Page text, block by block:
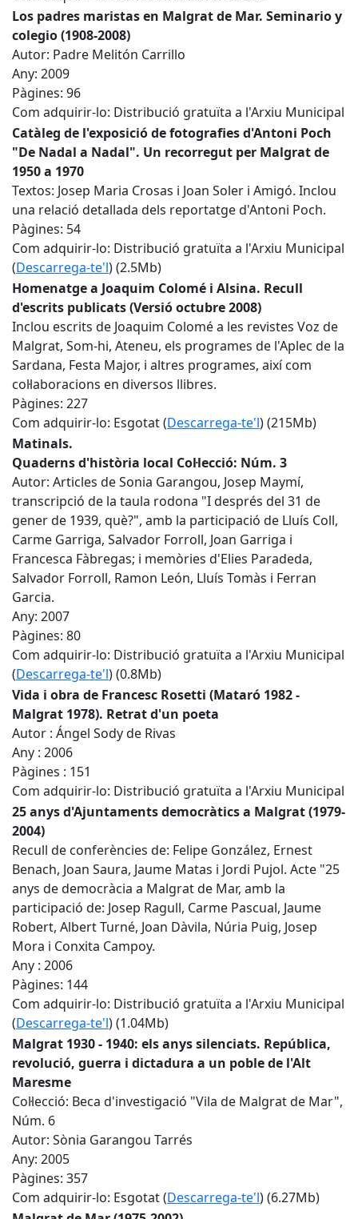
Los padres maristas en Malgrat de Mar. Seminario y
colegio (1908-2008)
Autor: Padre Melitón Carrillo
Any: 2009
Pàgines: 96
Com adquirir-lo: Distribució gratuïta a l'Arxiu Municipal
Catàleg de l'exposició de fotografies d'Antoni Poch
"De Nadal a Nadal". Un recorregut per Malgrat de
1950 a 1970
Textos: Josep Maria Crosas i Joan Soler i Amigó. Inclou
una relació detallada dels reportatge d'Antoni Poch.
Pàgines: 54
Com adquirir-lo: Distribució gratuïta a l'Arxiu Municipal
(Descarrega-te'l) (2.5Mb)
Homenatge a Joaquim Colomé i Alsina. Recull
d'escrits publicats (Versió octubre 2008)
Inclou escrits de Joaquim Colomé a les revistes Voz de
Malgrat, Som-hi, Ateneu, els programes de l'Aplec de la
Sardana, Festa Major, i altres programes, així com
col·laboracions en diversos llibres.
Pàgines: 227
Com adquirir-lo: Esgotat (Descarrega-te'l) (215Mb)
Matinals.
Quaderns d'història local Col·lecció: Núm. 3
Autor: Articles de Sonia Garangou, Josep Maymí,
transcripció de la taula rodona "I després del 31 de
gener de 1939, què?", amb la participació de Lluís Coll,
Carme Garriga, Salvador Forroll, Joan Garriga i
Francesca Fàbregas; i memòries d'Elies Paradeda,
Salvador Forroll, Ramon León, Lluís Tomàs i Ferran
Garcia.
Any: 2007
Pàgines: 80
Com adquirir-lo: Distribució gratuïta a l'Arxiu Municipal
(Descarrega-te'l) (0.8Mb)
Vida i obra de Francesc Rosetti (Mataró 1982 -
Malgrat 1978). Retrat d'un poeta
Autor : Ángel Sody de Rivas
Any : 2006
Pàgines : 151
Com adquirir-lo: Distribució gratuïta a l'Arxiu Municipal
25 anys d'Ajuntaments democràtics a Malgrat (1979-
2004)
Recull de conferències de: Felipe González, Ernest
Benach, Joan Saura, Jaume Matas i Jordi Pujol. Acte "25
anys de democràcia a Malgrat de Mar, amb la
participació de: Josep Ragull, Carme Pascual, Jaume
Robert, Albert Turné, Joan Dàvila, Núria Puig, Josep
Mora i Conxita Campoy.
Any : 2006
Pàgines: 144
Com adquirir-lo: Distribució gratuïta a l'Arxiu Municipal
(Descarrega-te'l) (1.04Mb)
Malgrat 1930 - 1940: els anys silenciats. República,
revolució, guerra i dictadura a un poble de l'Alt
Maresme
Col·lecció: Beca d'investigació "Vila de Malgrat de Mar",
Núm. 6
Autor: Sònia Garangou Tarrés
Any: 2005
Pàgines: 357
Com adquirir-lo: Esgotat (Descarrega-te'l) (6.27Mb)